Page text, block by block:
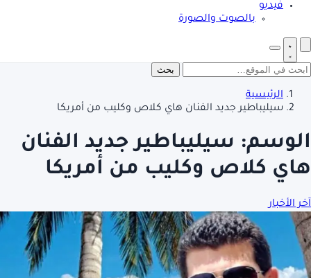
فيديو
بالصوت والصورة
بحث
الرئيسية
سيليباطير جديد الفنان هاي كلاص وكليب من أمريكا
الوسم: سيليباطير جديد الفنان
هاي كلاص وكليب من أمريكا
آخر الأخبار